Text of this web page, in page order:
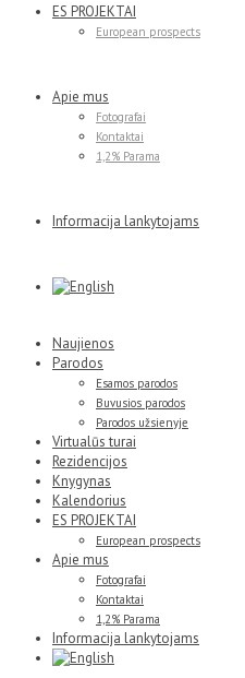
ES PROJEKTAI
European prospects
Apie mus
Fotografai
Kontaktai
1,2% Parama
Informacija lankytojams
Naujienos
Parodos
Esamos parodos
Buvusios parodos
Parodos užsienyje
Virtualūs turai
Rezidencijos
Knygynas
Kalendorius
ES PROJEKTAI
European prospects
Apie mus
Fotografai
Kontaktai
1,2% Parama
Informacija lankytojams